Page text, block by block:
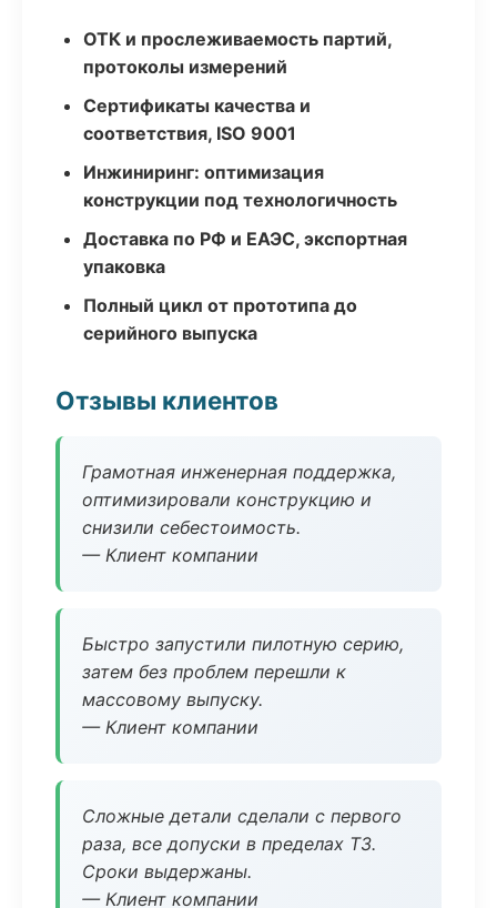
ОТК и прослеживаемость партий,
протоколы измерений
Сертификаты качества и
соответствия, ISO 9001
Инжиниринг: оптимизация
конструкции под технологичность
Доставка по РФ и ЕАЭС, экспортная
упаковка
Полный цикл от прототипа до
серийного выпуска
Отзывы клиентов
Грамотная инженерная поддержка,
оптимизировали конструкцию и
снизили себестоимость.
— Клиент компании
Быстро запустили пилотную серию,
затем без проблем перешли к
массовому выпуску.
— Клиент компании
Сложные детали сделали с первого
раза, все допуски в пределах ТЗ.
Сроки выдержаны.
— Клиент компании